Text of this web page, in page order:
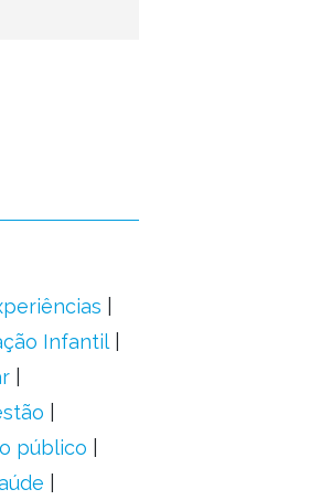
Infantil
público